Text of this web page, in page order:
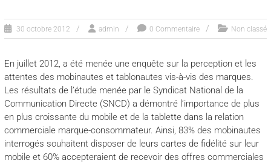
30 octobre 2012 admin 0 Commentaire Non classé
En juillet 2012, a été menée une enquête sur la perception et les
attentes des mobinautes et tablonautes vis-à-vis des marques.
Les résultats de l’étude menée par le Syndicat National de la
Communication Directe (SNCD) a démontré l’importance de plus
en plus croissante du mobile et de la tablette dans la relation
commerciale marque-consommateur. Ainsi, 83% des mobinautes
interrogés souhaitent disposer de leurs cartes de fidélité sur leur
mobile et 60% accepteraient de recevoir des offres commerciales